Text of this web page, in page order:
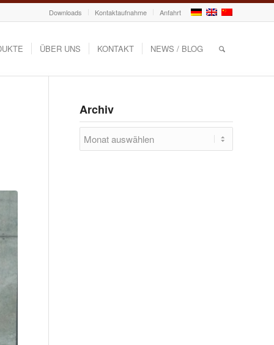
Downloads Kontaktaufnahme Anfahrt
ÜBER UNS KONTAKT NEWS / BLOG
Archiv